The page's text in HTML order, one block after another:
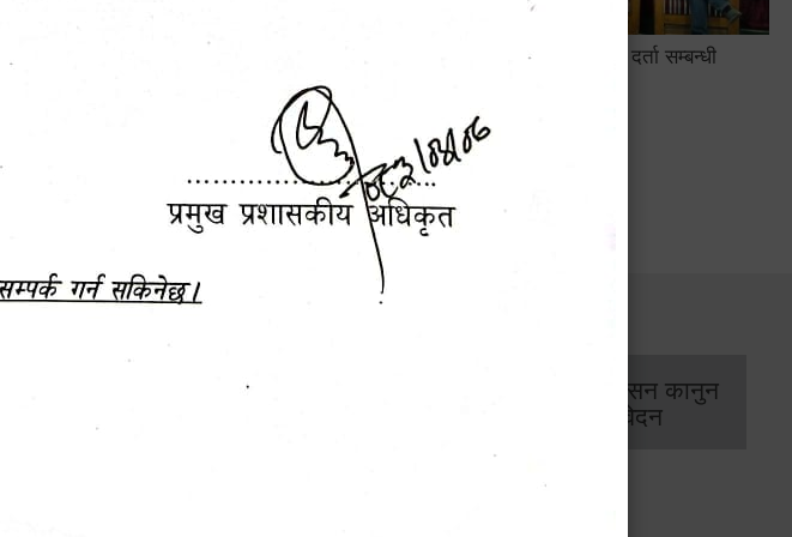
सामाजिक सुरक्षा तथा घटना दर्ता सम्बन्धी
आर्थिक प्रशासन कानुन
/ प्रतिवेदन